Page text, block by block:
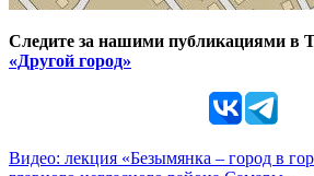
Следите за нашими публикациями в
«Другой город»
Видео: лекция «Безымянка – город в